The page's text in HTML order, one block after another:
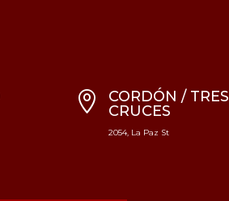

CORDÓN / TRES
CRUCES
2054, La Paz St